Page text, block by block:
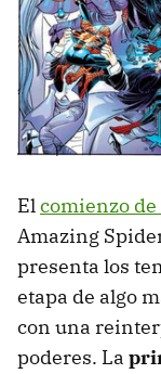
Elcomienzo
Amazing
presenta los
etapa de algo
con una
poderes. La